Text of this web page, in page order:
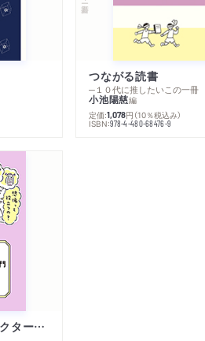
つながる読書
─１０代に推したいこの一冊
小池陽慈編
定価:1,078円 （10％税込み）
ISBN:978-4-480-68476-9
７日でできるキャラクター創作入門